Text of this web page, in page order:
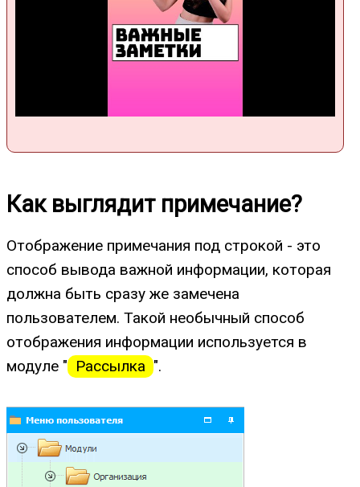
Как выглядит примечание?
Отображение примечания под строкой - это
способ вывода важной информации, которая
должна быть сразу же замечена
пользователем. Такой необычный способ
отображения информации используется в
модуле " Рассылка ".